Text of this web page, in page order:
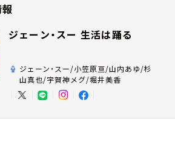
ジェーン・スー 生活は踊る
ジェーン・スー/小笠原亘/山内あゆ/杉
山真也/宇賀神メグ/堀井美香